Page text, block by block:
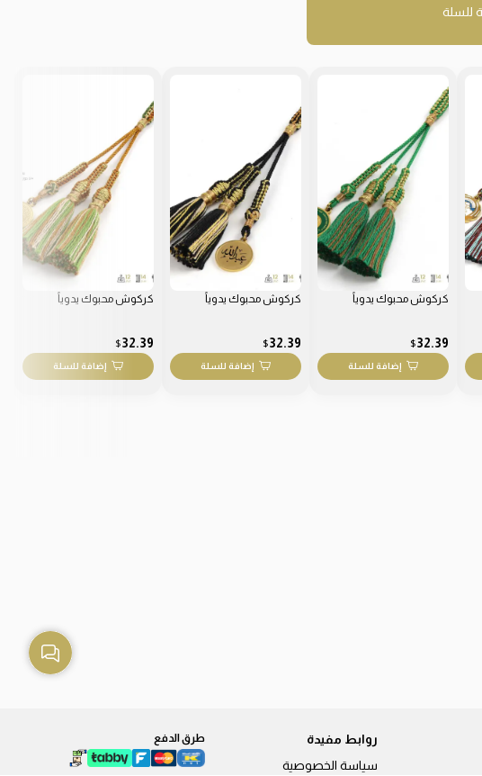
للسلة
كركوش محبوك يدوياً
32.39
$
إضافة للسلة
كركوش محبوك يدوياً
32.39
$
إضافة للسلة
كركوش محبوك يدوياً
32.39
$
إضافة للسلة
روابط مفيدة
سياسة الخصوصية
طرق الدفع